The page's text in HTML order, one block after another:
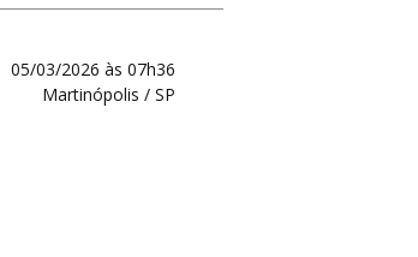
05/03/2026 às 07h36
Martinópolis / SP